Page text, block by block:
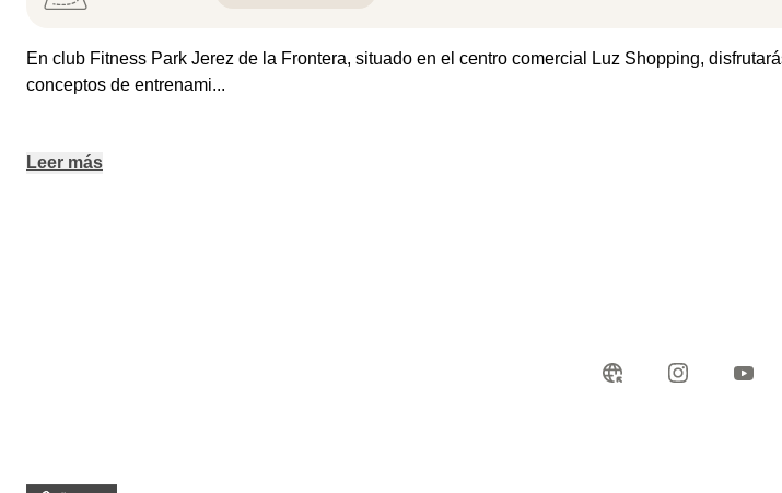
En club Fitness Park Jerez de la Frontera, situado en el centro comercial Luz Shopping,
conceptos de entrenami...
Leer más